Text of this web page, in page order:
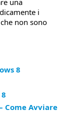
una
i
non sono
8
Come Avviare